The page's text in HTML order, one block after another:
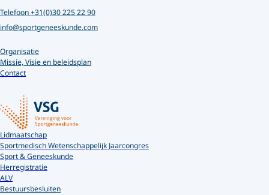
Organisatie
Missie, Visie en beleidsplan
Contact
Lidmaatschap
Sportmedisch Wetenschappelijk Jaarcongres
Sport & Geneeskunde
Herregistratie
ALV
Bestuursbesluiten
Telefoon +31(0)30 225 22 90
info@sportgeneeskunde.com